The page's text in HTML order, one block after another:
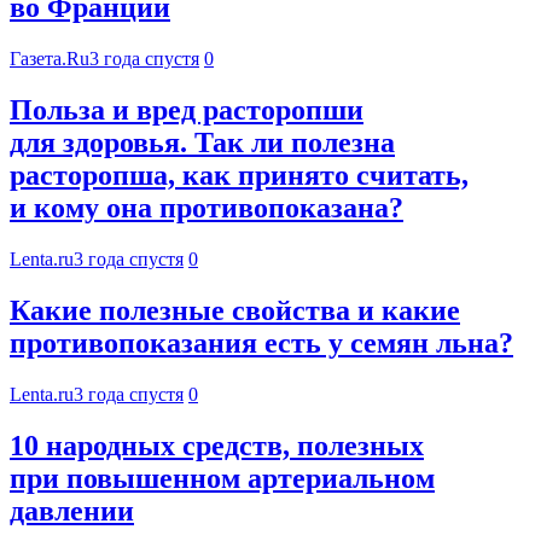
во Франции
Газета.Ru3 года спустя 0
Польза и вред расторопши
для здоровья. Так ли полезна
расторопша, как принято считать,
и кому она противопоказана?
Lenta.ru3 года спустя 0
Какие полезные свойства и какие
противопоказания есть у семян льна?
Lenta.ru3 года спустя 0
10 народных средств, полезных
при повышенном артериальном
давлении